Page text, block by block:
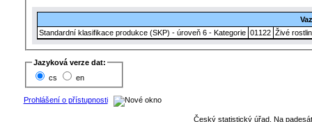
Standardní klasifikace produkce (SKP) - úroveň 6 - Kategorie 01122 Živé
Jazyková verze dat:
cs
en
Prohlášení o přístupnosti
Český statistický úřad, Na